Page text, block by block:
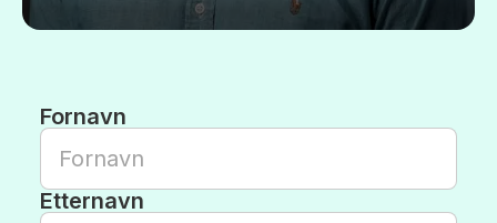
Fornavn
Etternavn